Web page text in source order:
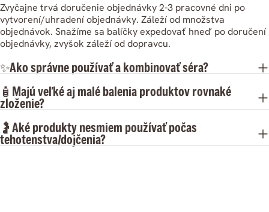
Zvyčajne trvá doručenie objednávky 2-3 pracovné dni po
vytvorení/uhradení objednávky. Záleží od množstva
objednávok. Snažíme sa balíčky expedovať hneď po doručení
objednávky, zvyšok záleží od dopravcu.
✨Ako správne používať a kombinovať séra?
🧴Majú veľké aj malé balenia produktov rovnaké
zloženie?
🤰Aké produkty nesmiem používať počas
tehotenstva/dojčenia?